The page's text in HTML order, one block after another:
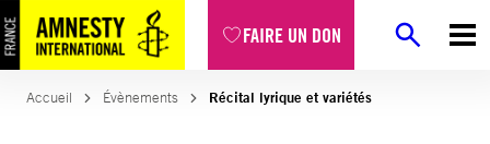
FAIRE UN DON
Accueil Évènements Récital lyrique et variétés